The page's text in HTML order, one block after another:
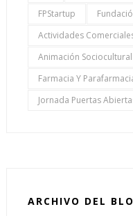
FPStartup
Actividades
Animación
Farmacia Y
Jornada Puertas
ARCHIVO DEL